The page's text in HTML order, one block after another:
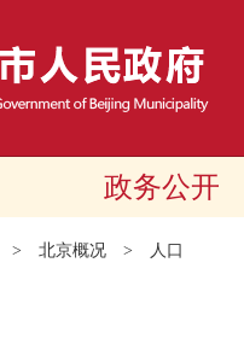
政务公开
> 北京概况 > 人口